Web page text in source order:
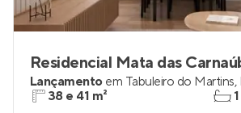
Residencial Mata das
Lançamento em Tabuleiro do Martins,
38 e 41 m²
1